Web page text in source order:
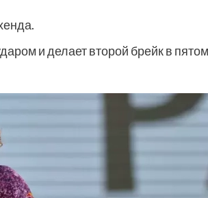
и делает второй брейк в пятом